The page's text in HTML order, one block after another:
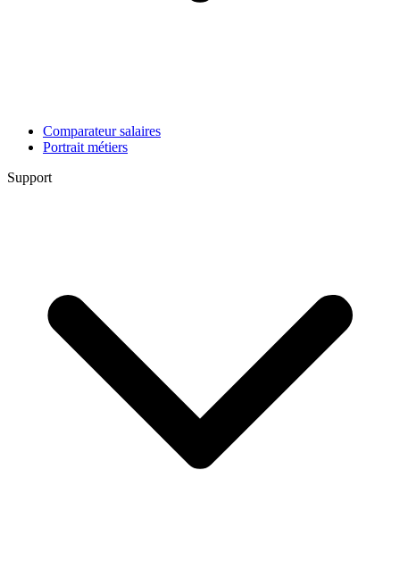
Comparateur salaires
Portrait métiers
Support